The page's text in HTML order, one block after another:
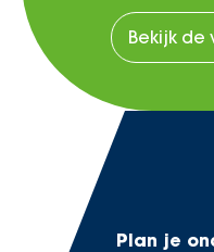
Bekijk
Plan je